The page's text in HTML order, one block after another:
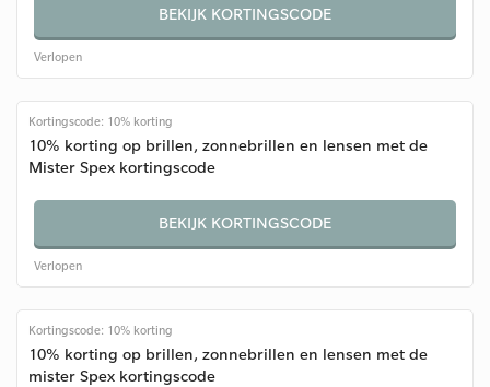
BEKIJK KORTINGSCODE
Verlopen
Kortingscode: 10% korting
10% korting op brillen, zonnebrillen en lensen met de
Mister Spex kortingscode
BEKIJK KORTINGSCODE
Verlopen
Kortingscode: 10% korting
10% korting op brillen, zonnebrillen en lensen met de
mister Spex kortingscode